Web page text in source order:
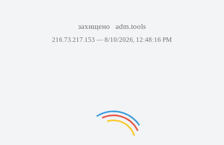
захищено adm.tools
216.73.217.153 — 8/10/2026, 12:48:16 PM